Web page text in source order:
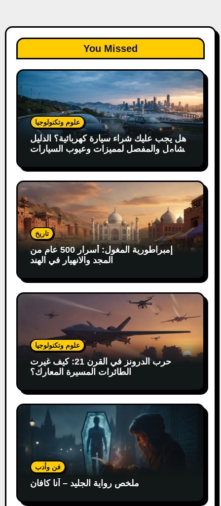
You Missed
علوم وتكنولوجيا
هل يجب عليك شراء سيارة كهربائية؟ الدليل
الشامل والمفصل لمميزات وعيوب السيارات
تاريخ
إمبراطورية المغول: أسرار 500 عام من
المجد والانهيار في الهند
علوم وتكنولوجيا
حرب الدرونز في القرن 21: كيف غيرت
الطائرات المسيرة المعارك؟
فن وأدب
ملخص رواية الجليد – آنا كافان